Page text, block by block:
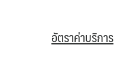
อัตราค่าบริการ